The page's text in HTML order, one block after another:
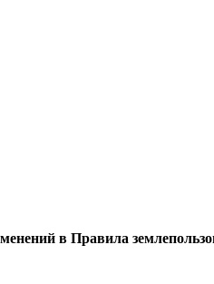
в Правила